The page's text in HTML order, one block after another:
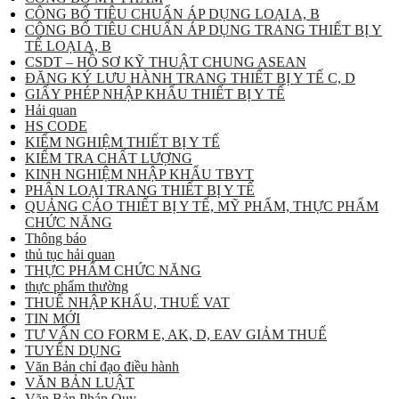
CÔNG BỐ TIÊU CHUẨN ÁP DỤNG LOẠI A, B
CÔNG BỐ TIÊU CHUẨN ÁP DỤNG TRANG THIẾT BỊ Y
TẾ LOẠI A, B
CSDT – HỒ SƠ KỸ THUẬT CHUNG ASEAN
ĐĂNG KÝ LƯU HÀNH TRANG THIẾT BỊ Y TẾ C, D
GIẤY PHÉP NHẬP KHẨU THIẾT BỊ Y TẾ
Hải quan
HS CODE
KIỂM NGHIỆM THIẾT BỊ Y TẾ
KIỂM TRA CHẤT LƯỢNG
KINH NGHIỆM NHẬP KHẨU TBYT
PHÂN LOẠI TRANG THIẾT BỊ Y TẾ
QUẢNG CÁO THIẾT BỊ Y TẾ, MỸ PHẨM, THỰC PHẨM
CHỨC NĂNG
Thông báo
thủ tục hải quan
THỰC PHẨM CHỨC NĂNG
thực phẩm thường
THUẾ NHẬP KHẨU, THUẾ VAT
TIN MỚI
TƯ VẤN CO FORM E, AK, D, EAV GIẢM THUẾ
TUYỂN DỤNG
Văn Bản chỉ đạo điều hành
VĂN BẢN LUẬT